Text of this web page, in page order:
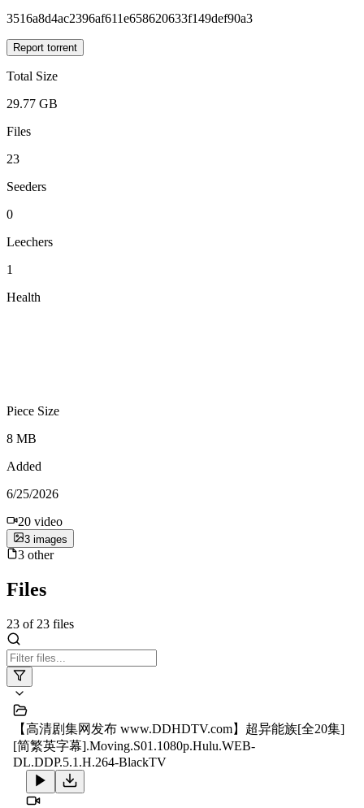
3516a8d4ac2396af611e658620633f149def90a3
Report torrent
Total Size
29.77 GB
Files
23
Seeders
0
Leechers
1
Health
Piece Size
8 MB
Added
6/25/2026
20 video
3 images
3 other
Files
23 of 23 files
【高清剧集网发布 www.DDHDTV.com】超异能族[全20集]
[简繁英字幕].Moving.S01.1080p.Hulu.WEB-
DL.DDP.5.1.H.264-BlackTV